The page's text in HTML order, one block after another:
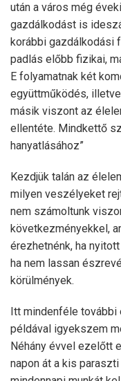
után a város még
gazdálkodást is
korábbi gazdálkodási
padlás előbb fizikai,
E folyamatnak két
együttműködés,
másik viszont az
ellentéte. Mindkettő
hanyatlásához”
Kezdjük talán az
milyen veszélyeket
nem számoltunk
következményekkel,
érezhetnénk, ha
ha nem lassan
körülmények.
Itt mindenféle
példával igyekszem
Néhány évvel ezelőtt
napon át a kis